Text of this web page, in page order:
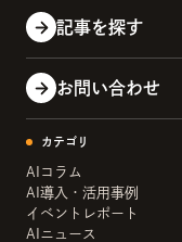
記事を探す
お問い合わせ
カテゴリ
AIコラム
AI導入・活用事例
イベントレポート
AIニュース